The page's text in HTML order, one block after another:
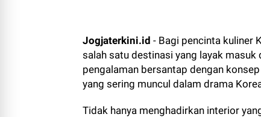
Jogjaterkini.id - Bagi pencinta kuliner
salah satu destinasi yang layak
pengalaman bersantap dengan
yang sering muncul dalam drama
Tidak hanya menghadirkan interior